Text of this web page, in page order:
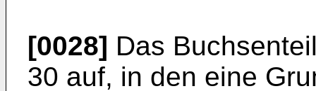
[0028] Das
30 auf, in den eine